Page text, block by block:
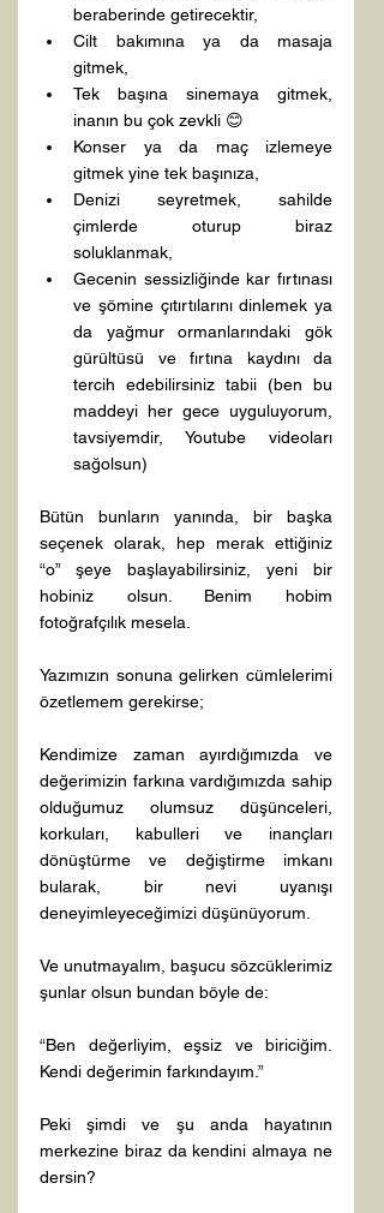
beraberinde getirecektir,
Cilt bakımına ya da masaja
gitmek,
Tek başına sinemaya gitmek,
inanın bu çok zevkli 😊
Konser ya da maç izlemeye
gitmek yine tek başınıza,
Denizi seyretmek, sahilde
çimlerde oturup biraz
soluklanmak,
Gecenin sessizliğinde kar fırtınası
ve şömine çıtırtılarını dinlemek ya
da yağmur ormanlarındaki gök
gürültüsü ve fırtına kaydını da
tercih edebilirsiniz tabii (ben bu
maddeyi her gece uyguluyorum,
tavsiyemdir, Youtube videoları
sağolsun)
Bütün bunların yanında, bir başka
seçenek olarak, hep merak ettiğiniz
“o” şeye başlayabilirsiniz, yeni bir
hobiniz olsun. Benim hobim
fotoğrafçılık mesela.
Yazımızın sonuna gelirken cümlelerimi
özetlemem gerekirse;
Kendimize zaman ayırdığımızda ve
değerimizin farkına vardığımızda sahip
olduğumuz olumsuz düşünceleri,
korkuları, kabulleri ve inançları
dönüştürme ve değiştirme imkanı
bularak, bir nevi uyanışı
deneyimleyeceğimizi düşünüyorum.
Ve unutmayalım, başucu sözcüklerimiz
şunlar olsun bundan böyle de:
“Ben değerliyim, eşsiz ve biriciğim.
Kendi değerimin farkındayım.”
Peki şimdi ve şu anda hayatının
merkezine biraz da kendini almaya ne
dersin?